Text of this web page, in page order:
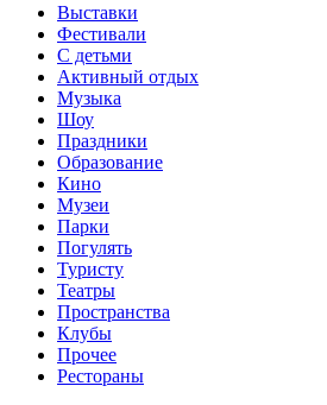
Выставки
Фестивали
С детьми
Активный отдых
Музыка
Шоу
Праздники
Образование
Кино
Музеи
Парки
Погулять
Туристу
Театры
Пространства
Клубы
Прочее
Рестораны